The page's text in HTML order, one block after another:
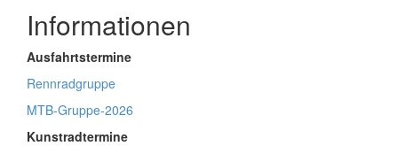
Informationen
Ausfahrtstermine
Rennradgruppe
MTB-Gruppe-2026
Kunstradtermine